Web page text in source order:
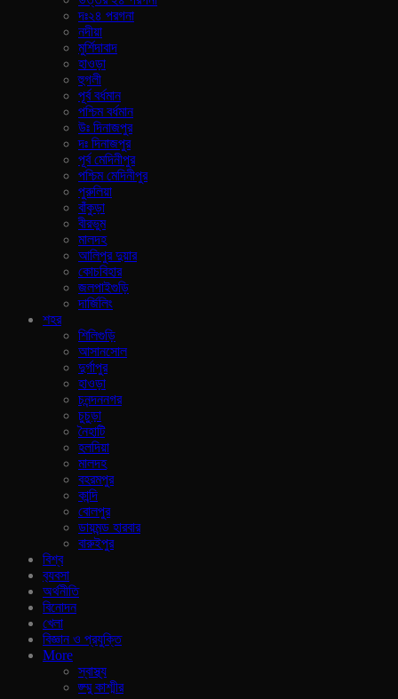
দঃ২৪ পরগনা
নদীয়া
মুর্শিদাবাদ
হাওড়া
হুগলী
পূর্ব বর্ধমান
পশ্চিম বর্ধমান
উঃ দিনাজপুর
দঃ দিনাজপুর
পূর্ব মেদিনীপুর
পশ্চিম মেদিনীপুর
পুরুলিয়া
বাঁকুড়া
বীরভুম
মালদহ
আলিপুর দুয়ার
কোচবিহার
জলপাইগুড়ি
দার্জিলিং
শহর
শিলিগুড়ি
আসানসোল
দুর্গাপুর
হাওড়া
চনন্দননগর
চুচুড়া
নৈহাটি
হলদিয়া
মালদহ
বহরমপুর
কান্দি
বোলপুর
ডায়মন্ড হারবার
বারুইপুর
বিশ্ব
ব‍্যবসা
অর্থনীতি
বিনোদন
খেলা
বিজ্ঞান ও প্রযুক্তি
More
স্বাস্থ্য
জ্ম্মু কাশ্মীর